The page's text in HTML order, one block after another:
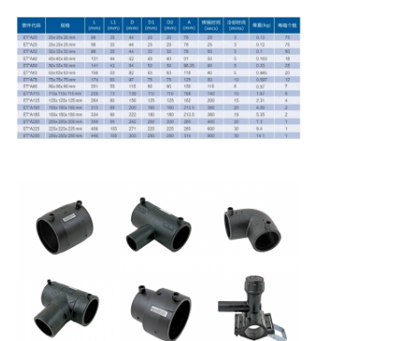
Outil de fusion des fesses
Outils à électrofusion
Machine à extruder manuellement